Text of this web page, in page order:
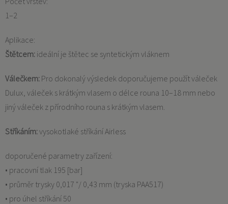
1–2
Aplikace:
Štětcem: ideální je štětec se syntetickým vláknem
Válečkem: Pro dokonalý výsledek doporučujeme použít váleček
Dulux, váleček s krátkým vlasem o délce rouna 10–18 mm nebo
jiný váleček z přírodního rouna s krátkým vlasem.
Stříkáním:vysokotlaké stříkání Airless
doporučené parametry zařízení:
• pracovní tlak 195 [bar]
• průměr trysky 0,017 "/ 0,43 mm (tryska PAA517)
• pro úhel stříkání 50